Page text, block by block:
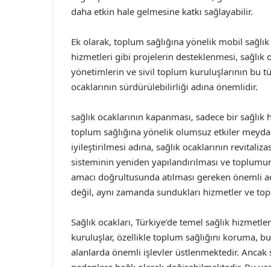
daha etkin hale gelmesine katkı sağlayabilir.
Ek olarak, toplum sağlığına yönelik mobil
hizmetleri gibi projelerin desteklenmesi, sağlık
yönetimlerin ve sivil toplum kuruluşlarının bu
ocaklarının sürdürülebilirliği adına önemlidir.
sağlık ocaklarının kapanması, sadece bir
toplum sağlığına yönelik olumsuz etkiler
iyileştirilmesi adına, sağlık ocaklarının
sisteminin yeniden yapılandırılması ve
amacı doğrultusunda atılması gereken önemli
değil, aynı zamanda sundukları hizmetler ve
Sağlık ocakları, Türkiye’de temel sağlık
kuruluşlar, özellikle toplum sağlığını koruma,
alanlarda önemli işlevler üstlenmektedir. Ancak